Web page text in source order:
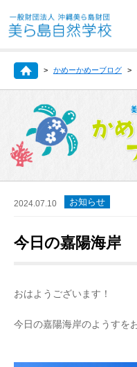
かめーかめーブログ
2024.07.10 お知らせ
今日の嘉陽海岸
おはようございます！
今日の嘉陽海岸のようすを